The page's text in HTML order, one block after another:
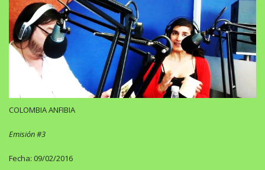
COLOMBIA ANFIBIA
Emisión #3
Fecha: 09/02/2016